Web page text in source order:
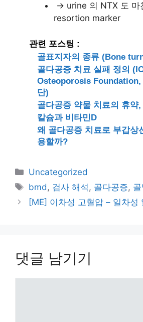
-> urine 의 NTX 도
resortion marker
관련 포스팅 :
골표지자의 종류 (Bone
골다공증 치료 실패 정의
Osteoporosis Foundation,
단)
골다공증 약물 치료의 휴약
칼슘과 비타민D
왜 골다공증 치료로 부갑상
용할까?
카
테
리
Uncategorized
태
그
bmd , 검사 해석 , 골다공증,
[ME] 이차성 고혈압 – 일차성
댓글 남기기